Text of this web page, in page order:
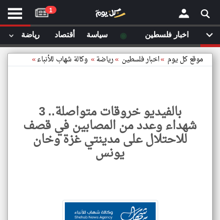
أخر أخبار الوطن العربي
من نحن
إتصل بنا
شروط الاستخدام
سياسة الخصوصية
أقترح اضافة مصدر
×
موقع كل يوم »اخبار فلسطين »رياضة» وكالة شهاب للأنباء»
بالفيديو خروقات متواصلة.. 3
شهداء وعدد من المصابين في قصف
للاحتلال على مدينتي غزة وخان
يونس
1
اخبار فلسطين ◉ سياسة أقتصاد رياضة
موقع
كل
يوم
مقالات قمت بزيارتها مؤخرا